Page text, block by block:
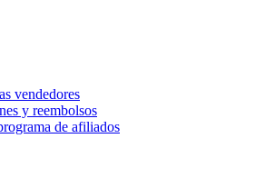
vendedores
y reembolsos
de afiliados